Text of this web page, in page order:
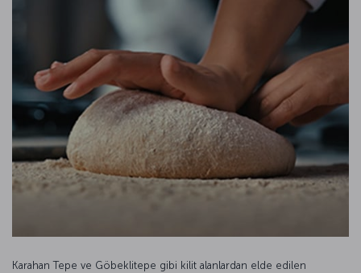
Karahan Tepe ve Göbeklitepe gibi kilit alanlardan elde edilen